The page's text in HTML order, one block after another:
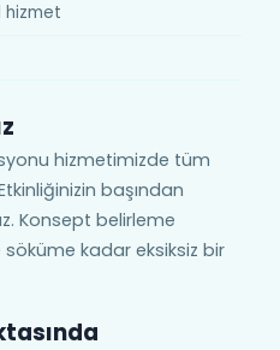
hizmet
hizmetimizde tüm
başından
Konsept belirleme
kadar eksiksiz bir